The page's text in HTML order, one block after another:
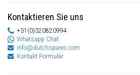
Kontaktieren Sie uns
+31(0)320820994
Whatsapp Chat
info@dutchspares.com
Kontakt Formular